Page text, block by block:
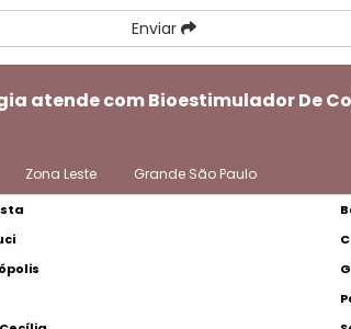
Enviar
atende com Bioestimulador De
Zona Leste Grande São Paulo